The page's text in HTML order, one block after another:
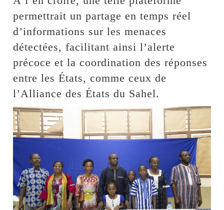
permettrait un partage en temps réel
d’informations sur les menaces
détectées, facilitant ainsi l’alerte
précoce et la coordination des réponses
entre les États, comme ceux de
l’Alliance des États du Sahel.